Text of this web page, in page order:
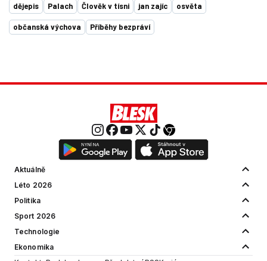
dějepis Palach Člověk v tísni jan zajíc osvěta
občanská výchova Příběhy bezpráví
Aktuálně
Léto 2026
Politika
Sport 2026
Technologie
Ekonomika